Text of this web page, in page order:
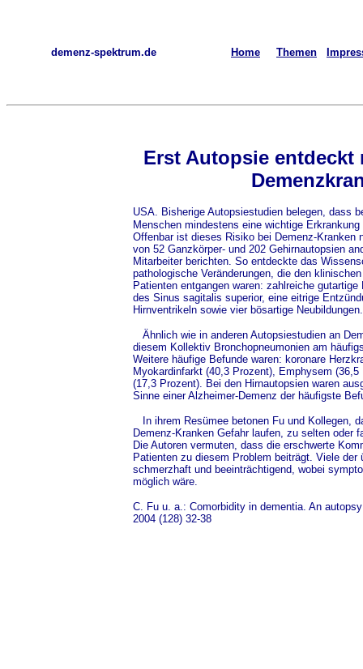
demenz-spektrum.de Home Themen
Erst Autopsie entdeckt
USA. Bisherige Autopsiestudien belegen, dass
Menschen mindestens eine wichtige
Offenbar ist dieses Risiko bei Demenz-Kranken
von 52 Ganzkörper- und 202 Gehirnautopsien
Mitarbeiter berichten. So entdeckte das
pathologische Veränderungen, die den
Patienten entgangen waren: zahlreiche
des Sinus sagitalis superior, eine eitrige
Hirnventrikeln sowie vier bösartige Neubildungen.
Ähnlich wie in anderen Autopsiestudien an
diesem Kollektiv Bronchopneumonien am
Weitere häufige Befunde waren: koronare
Myokardinfarkt (40,3 Prozent), Emphysem
(17,3 Prozent). Bei den Hirnautopsien waren
Sinne einer Alzheimer-Demenz der häufigste
In ihrem Resümee betonen Fu und Kollegen,
Demenz-Kranken Gefahr laufen, zu selten oder
Die Autoren vermuten, dass die erschwerte
Patienten zu diesem Problem beiträgt. Viele der
schmerzhaft und beeinträchtigend, wobei
möglich wäre.
C. Fu u. a.: Comorbidity in dementia. An
2004 (128) 32-38